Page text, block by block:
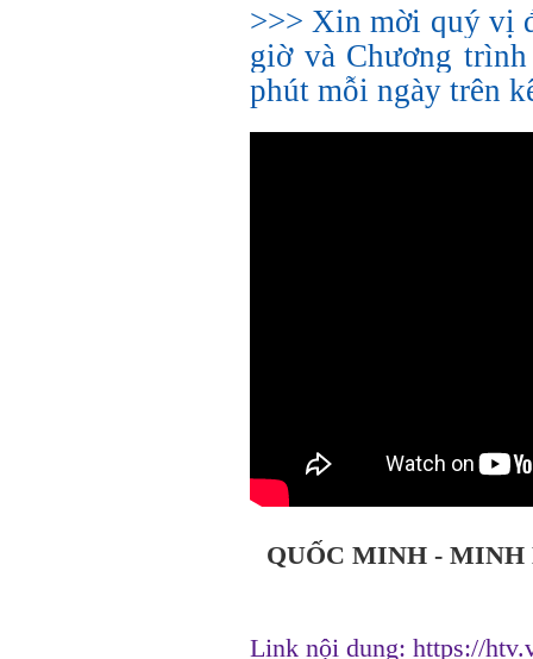
>>> Xin mời quý vị
giờ và Chương
phút mỗi ngày trên
QUỐC MINH -
Link nội dung: https://